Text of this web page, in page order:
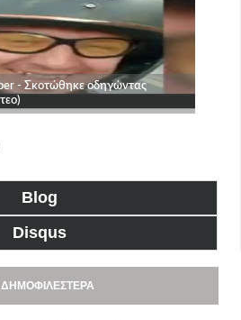
Blog
Disqus
ΔΗΜΟΦΙΛΈΣΤΕΡΑ